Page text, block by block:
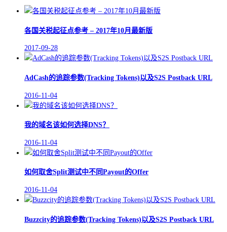
各国关税起征点参考 – 2017年10月最新版
2017-09-28
AdCash的追踪参数(Tracking Tokens)以及S2S Postback URL
2016-11-04
我的域名该如何选择DNS？
2016-11-04
如何取舍Split测试中不同Payout的Offer
2016-11-04
Buzzcity的追踪参数(Tracking Tokens)以及S2S Postback URL